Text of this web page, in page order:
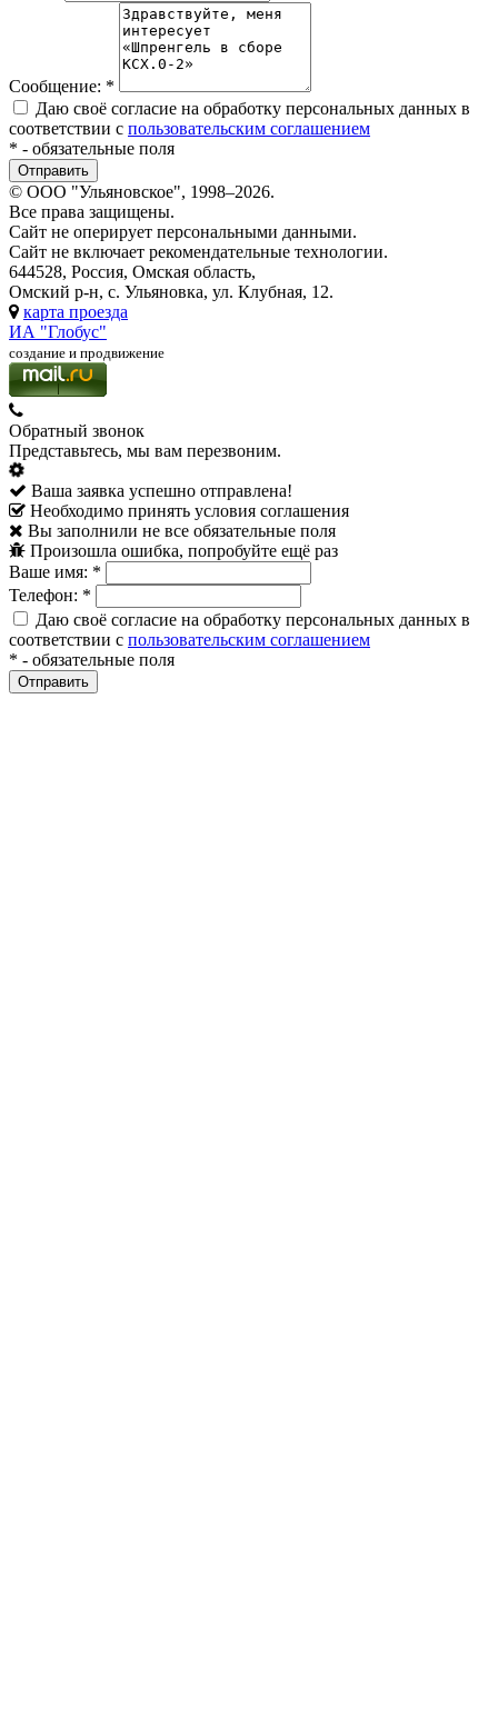
Сообщение: *
Даю своё согласие на обработку персональных данных в
соответствии с пользовательским соглашением
* - обязательные поля
© ООО "Ульяновское", 1998–2026.
Все права защищены.
Сайт не оперирует персональными данными.
Сайт не включает рекомендательные технологии.
644528, Россия, Омская область,
Омский р-н, с. Ульяновка, ул. Клубная, 12.
карта проезда
ИА "Глобус"
создание и продвижение
Обратный звонок
Представьтесь, мы вам перезвоним.
Ваша заявка успешно отправлена!
Необходимо принять условия соглашения
Вы заполнили не все обязательные поля
Произошла ошибка, попробуйте ещё раз
Ваше имя: *
Телефон: *
Даю своё согласие на обработку персональных данных в
соответствии с пользовательским соглашением
* - обязательные поля